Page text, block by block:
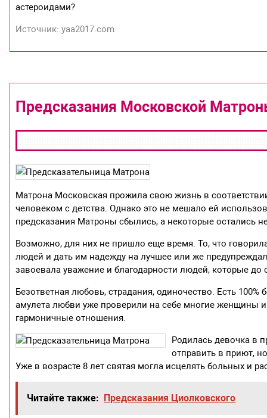
астероидами?
Источник: yaa2017.com
Предсказания Московской
Матрона Московская прожила свою жизнь в
человеком с детства. Однако это не мешало ей
предсказания Матроны сбылись, а некоторые остались
Возможно, для них не пришло еще время. То, что
людей и дать им надежду на лучшее или же
завоевала уважение и благодарности людей, которые
Безответная любовь, страдания, одиночество. Есть
амулета любви уже проверили на себе многие женщины
гармоничные отношения.
Родилась девочка в
отправить в приют,
Уже в возрасте 8 лет святая могла исцелять больных и
Читайте также: Предсказания Циолковского